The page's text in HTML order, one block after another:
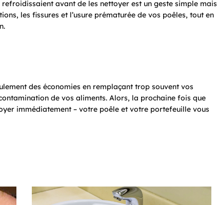
avant de les nettoyer est un geste simple mais
les fissures et l’usure prématurée de vos poêles, tout en
des économies en remplaçant trop souvent vos
de vos aliments. Alors, la prochaine fois que
immédiatement – votre poêle et votre portefeuille vous